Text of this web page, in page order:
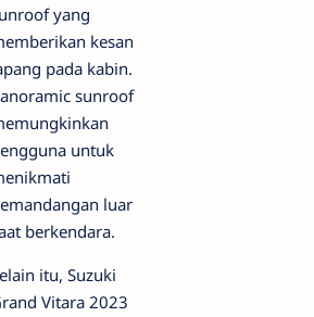
yang
kesan
pada kabin.
sunroof
untuk
luar
berkendara.
itu, Suzuki
Vitara 2023